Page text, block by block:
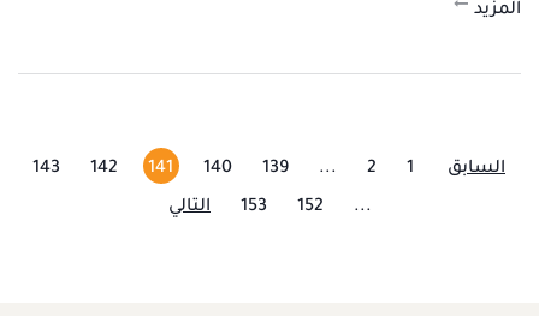
المزيد
السابق 1
2
...
139
140
141
142
143
...
152
153 التالي